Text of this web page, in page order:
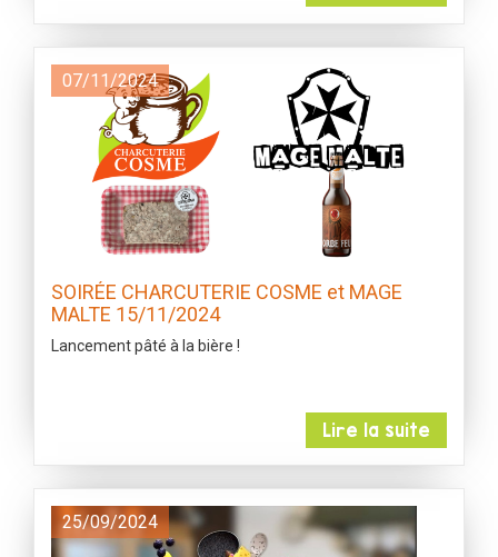
07/11/2024
SOIRÉE CHARCUTERIE COSME et MAGE
MALTE 15/11/2024
Lancement pâté à la bière !
Lire la suite
25/09/2024